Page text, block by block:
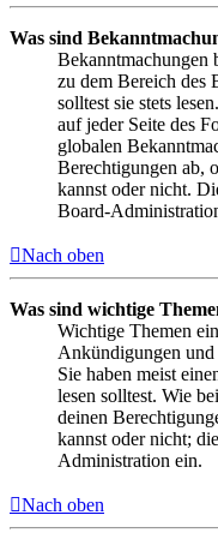
Was sind
Bekanntmachungen
zu dem Bereich des
solltest sie stets
auf jeder Seite des
globalen
Berechtigungen ab,
kannst oder nicht.
Board-
Nach oben
Was sind wichtige
Wichtige Themen
Ankündigungen und
Sie haben meist
lesen solltest. Wie
deinen
kannst oder nicht;
Administration ein.
Nach oben